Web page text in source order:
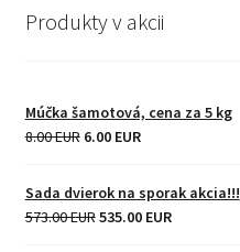
Produkty v akcii
Múčka šamotová, cena za 5 kg
8.00 EUR Original
was:
6.00 EURCurrent
6.00 EUR.
Sada dvierok na sporak akcia!!!
573.00 EUR Original
535.00 EURCurrent